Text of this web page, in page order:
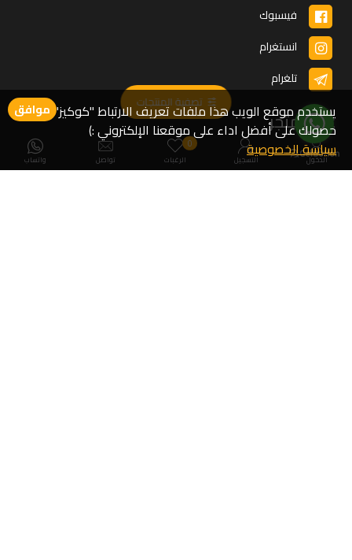
فيسبوك
انستغرام
تلغرام
عن المتجر
من نحن
اتصل بنا
الدخول التسجيل الرغبات
0
تواصل واتساب
موافق
يستخدم موقع الويب هذا ملفات تعريف الارتباط "كوكيز" لضمان
حصولك على أفضل اداء على موقعنا الإلكتروني :)
سياسة الخصوصية
تصفية المنتجات